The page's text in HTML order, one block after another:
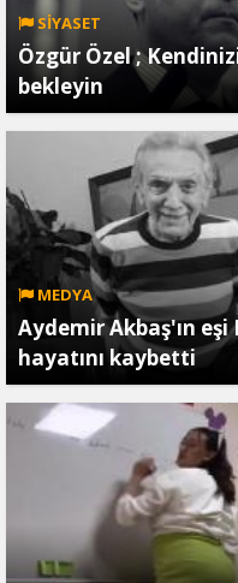
SİYASET
Özgür Özel ;
bekleyin
MEDYA
Aydemir Akbaş'ın
hayatını kaybetti